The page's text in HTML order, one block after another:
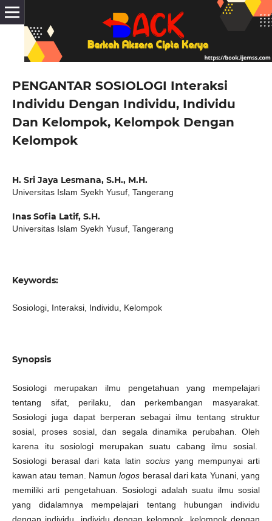
PENGANTAR SOSIOLOGI Interaksi
Individu Dengan Individu, Individu
Dan Kelompok, Kelompok Dengan
Kelompok
H. Sri Jaya Lesmana, S.H., M.H.
Universitas Islam Syekh Yusuf, Tangerang
Inas Sofia Latif, S.H.
Universitas Islam Syekh Yusuf, Tangerang
Keywords:
Sosiologi, Interaksi, Individu, Kelompok
Synopsis
Sosiologi merupakan ilmu pengetahuan yang mempelajari
tentang sifat, perilaku, dan perkembangan masyarakat.
Sosiologi juga dapat berperan sebagai ilmu tentang struktur
sosial, proses sosial, dan segala dinamika perubahan. Oleh
karena itu sosiologi merupakan suatu cabang ilmu sosial.
Sosiologi berasal dari kata latin sociusyang mempunyai arti
kawan atau teman. Namunlogos berasal dari kata Yunani, yang
memiliki arti pengetahuan. Sosiologi adalah suatu ilmu sosial
yang didalamnya mempelajari tentang hubungan individu